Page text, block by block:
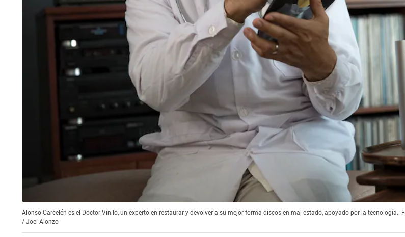
Alonso Carcelén es el Doctor Vinilo, un experto en restaurar y devolver a su mejor forma discos en mal estado, apoyado por la tecnología..
/ Joel Alonzo